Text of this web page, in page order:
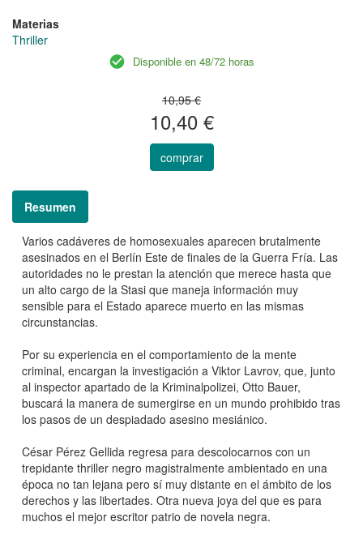
Materias
Thriller
Disponible en 48/72 horas
10,95 €
10,40 €
comprar
Resumen
Varios cadáveres de homosexuales aparecen brutalmente
asesinados en el Berlín Este de finales de la Guerra Fría. Las
autoridades no le prestan la atención que merece hasta que
un alto cargo de la Stasi que maneja información muy
sensible para el Estado aparece muerto en las mismas
circunstancias.
Por su experiencia en el comportamiento de la mente
criminal, encargan la investigación a Viktor Lavrov, que, junto
al inspector apartado de la Kriminalpolizei, Otto Bauer,
buscará la manera de sumergirse en un mundo prohibido tras
los pasos de un despiadado asesino mesiánico.
César Pérez Gellida regresa para descolocarnos con un
trepidante thriller negro magistralmente ambientado en una
época no tan lejana pero sí muy distante en el ámbito de los
derechos y las libertades. Otra nueva joya del que es para
muchos el mejor escritor patrio de novela negra.